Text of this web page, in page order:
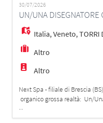
VENEZIA MESTRE.
accesso e controllo salita e
30/07/2026
UN/UNA DISEGNATORE
Italia,Veneto,TORRI
Altro
Altro
Next Spa - filiale di Brescia
organico grossa realtà: Un/
La risorsa si occuperà di
degli impianti di rilevazione
...